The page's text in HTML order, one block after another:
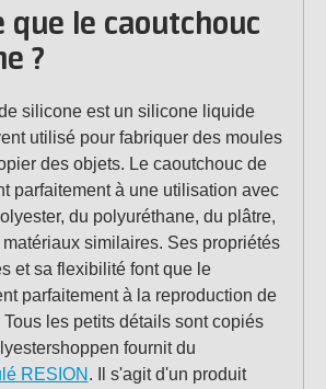
que le caoutchouc
?
silicone est un silicone liquide
utilisé pour fabriquer des moules
des objets. Le caoutchouc de
parfaitement à une utilisation avec
du polyuréthane, du plâtre,
similaires. Ses propriétés
et sa flexibilité font que le
parfaitement à la reproduction de
les petits détails sont copiés
fournit du
RESION . Il s'agit d'un produit